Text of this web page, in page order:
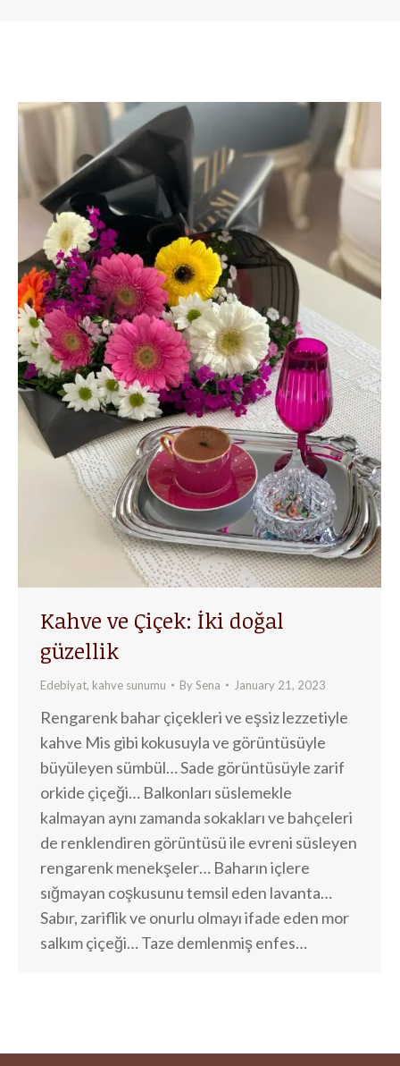
Kahve ve Çiçek: İki doğal
güzellik
Edebiyat, kahve sunumu BySena January 21, 2023
Rengarenk bahar çiçekleri ve eşsiz lezzetiyle
kahve Mis gibi kokusuyla ve görüntüsüyle
büyüleyen sümbül… Sade görüntüsüyle zarif
orkide çiçeği… Balkonları süslemekle
kalmayan aynı zamanda sokakları ve bahçeleri
de renklendiren görüntüsü ile evreni süsleyen
rengarenk menekşeler… Baharın içlere
sığmayan coşkusunu temsil eden lavanta…
Sabır, zariflik ve onurlu olmayı ifade eden mor
salkım çiçeği… Taze demlenmiş enfes…